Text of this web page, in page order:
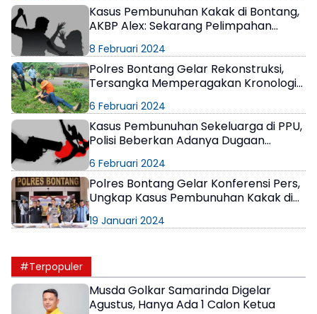
Kasus Pembunuhan Kakak di Bontang,
AKBP Alex: Sekarang Pelimpahan
8 Februari 2024
Polres Bontang Gelar Rekonstruksi,
Tersangka Memperagakan Kronologi
6 Februari 2024
Kasus Pembunuhan Sekeluarga di PPU,
Polisi Beberkan Adanya Dugaan
6 Februari 2024
Polres Bontang Gelar Konferensi Pers,
Ungkap Kasus Pembunuhan Kakak di
19 Januari 2024
#Terpopuler
Musda Golkar Samarinda Digelar
Agustus, Hanya Ada 1 Calon Ketua